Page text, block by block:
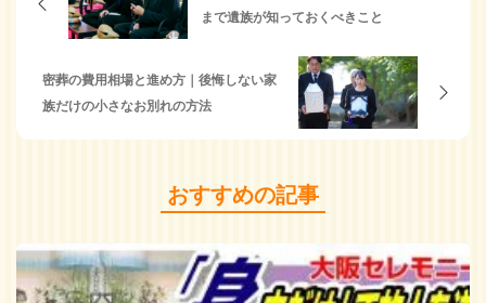
まで遺族が知っておくべきこと
密葬の費用相場と進め方｜後悔しない家
族だけの小さなお別れの方法
おすすめの記事